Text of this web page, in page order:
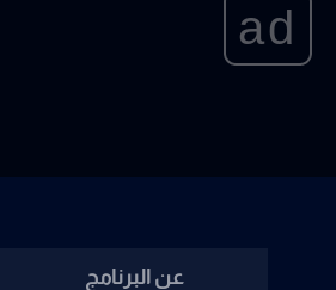
ad
عن البرنامج